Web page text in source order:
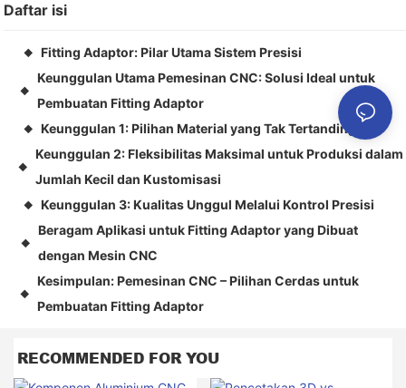
Daftar isi
◆ Fitting Adaptor: Pilar Utama Sistem Presisi
◆
Keunggulan Utama Pemesinan CNC: Solusi Ideal untuk
Pembuatan Fitting Adaptor
◆ Keunggulan 1: Pilihan Material yang Tak Tertandingi
◆
Keunggulan 2: Fleksibilitas Maksimal untuk Produksi dalam
Jumlah Kecil dan Kustomisasi
◆ Keunggulan 3: Kualitas Unggul Melalui Kontrol Presisi
◆
Beragam Aplikasi untuk Fitting Adaptor yang Dibuat
dengan Mesin CNC
◆
Kesimpulan: Pemesinan CNC – Pilihan Cerdas untuk
Pembuatan Fitting Adaptor
RECOMMENDED FOR YOU